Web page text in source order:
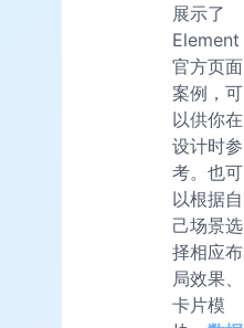
展示了
Element
官方页面
案例，可
以供你在
设计时参
考。也可
以根据自
己场景选
择相应布
局效果、
卡片模